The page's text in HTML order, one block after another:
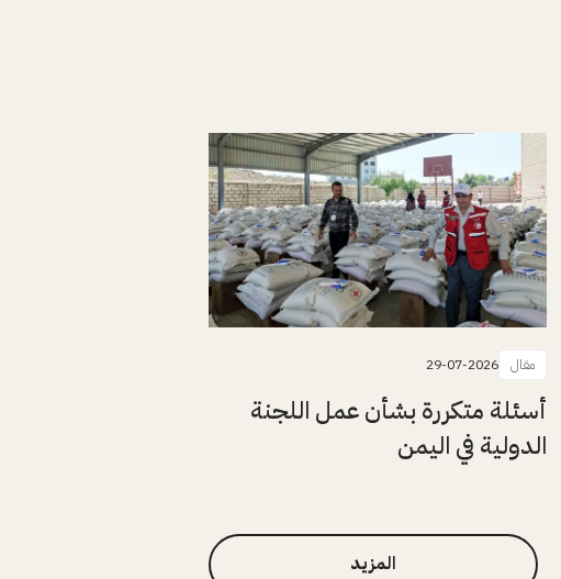
مقال 29-07-2026
أسئلة متكررة بشأن عمل اللجنة
الدولية في اليمن
المزيد